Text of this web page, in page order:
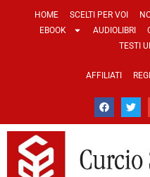
HOME SCELTI PER VOI
EBOOK
AUDIOLIBRI
TESTI
AFFILIATI